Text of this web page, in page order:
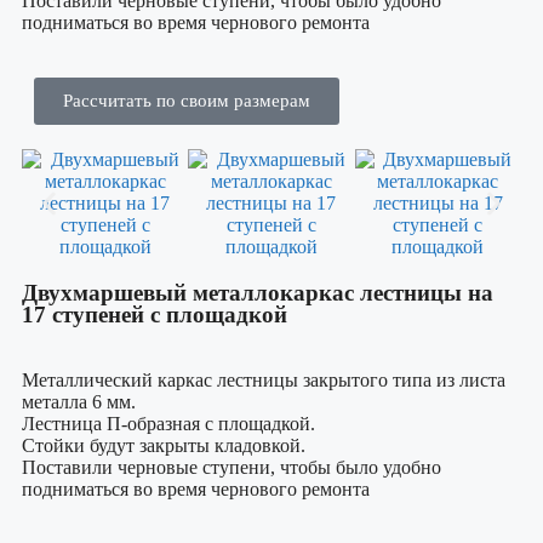
подниматься во время чернового ремонта
Рассчитать по своим размерам
Двухмаршевый металлокаркас лестницы на
17 ступеней с площадкой
Металлический каркас лестницы закрытого типа из листа
металла 6 мм.
Лестница П-образная с площадкой.
Стойки будут закрыты кладовкой.
Поставили черновые ступени, чтобы было удобно
подниматься во время чернового ремонта